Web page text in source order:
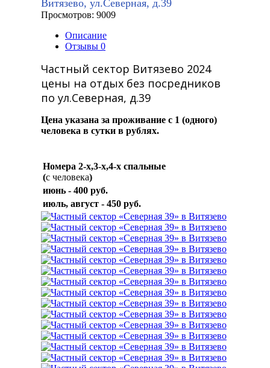
Витязево, ул.Северная, д.39
Просмотров: 9009
Описание
Отзывы 0
Частный сектор Витязево 2024
цены на отдых без посредников
по ул.Северная, д.39
Цена указана за проживание с 1 (одного)
человека в сутки в рублях.
Номера 2-х,3-х,4-х спальные
(с человека)
июнь - 400 руб.
июль, август - 450 руб.